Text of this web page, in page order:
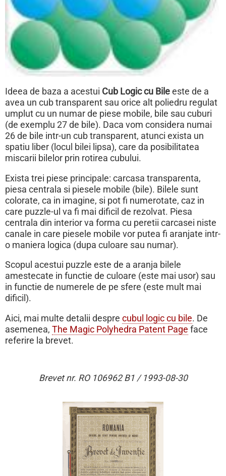
Ideea de baza a acestui Cub Logic cu Bile este de a
avea un cub transparent sau orice alt poliedru regulat
umplut cu un numar de piese mobile, bile sau cuburi
(de exemplu 27 de bile). Daca vom considera numai
26 de bile intr-un cub transparent, atunci exista un
spatiu liber (locul bilei lipsa), care da posibilitatea
miscarii bilelor prin rotirea cubului.
Exista trei piese principale: carcasa transparenta,
piesa centrala si piesele mobile (bile). Bilele sunt
colorate, ca in imagine, si pot fi numerotate, caz in
care puzzle-ul va fi mai dificil de rezolvat. Piesa
centrala din interior va forma cu peretii carcasei niste
canale in care piesele mobile vor putea fi aranjate intr-
o maniera logica (dupa culoare sau numar).
Scopul acestui puzzle este de a aranja bilele
amestecate in functie de culoare (este mai usor) sau
in functie de numerele de pe sfere (este mult mai
dificil).
Aici, mai multe detalii despre cubul logic cu bile. De
asemenea, The Magic Polyhedra Patent Page face
referire la brevet.
Brevet nr. RO 106962 B1 / 1993-08-30